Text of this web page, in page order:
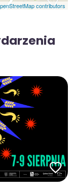
contributors